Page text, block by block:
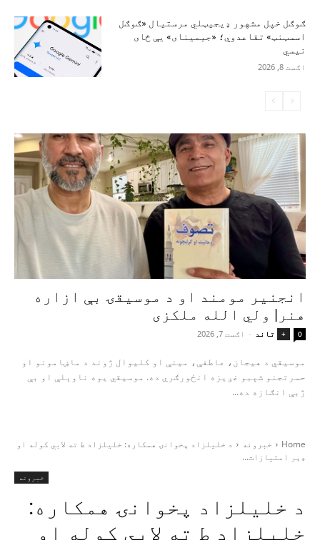
ګوګل خپل مشهور ډیجیټلي مرستیال «ګوګل
اسسټنټ» تقاعدوي؛ «جیمینای» یې ځای
نیسي
اګست 8, 2026
انجنیر مومند او د موسیقۍ بې‌ ازاره
هنر| ولي الله ملکزی
+ تاند - اګست 7, 2026 0
موسیقي د هیجان، عاطفې، مینې او کلیوال ژوند د ماښامونو او
حسرتجنو شېبو غږیزه انځورګري ده. موسیقي یوه ناوېلې او بې‌
ژبې انګازه ده...